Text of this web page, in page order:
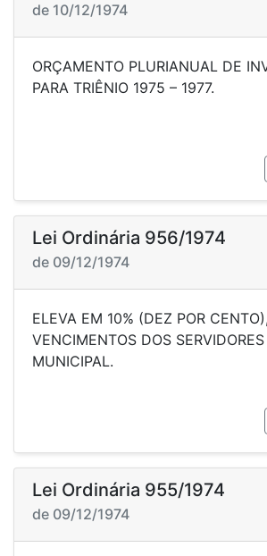
de 10/12/1974
ORÇAMENTO PLURIANUAL DE
PARA TRIÊNIO
Lei Ordinária 956/1974
de 09/12/1974
ELEVA EM 10% (DEZ POR
VENCIMENTOS DOS
Lei Ordinária 955/1974
de 09/12/1974